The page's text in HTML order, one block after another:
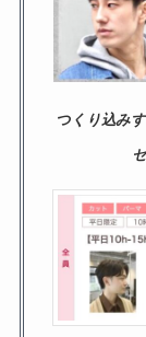
つくり込み